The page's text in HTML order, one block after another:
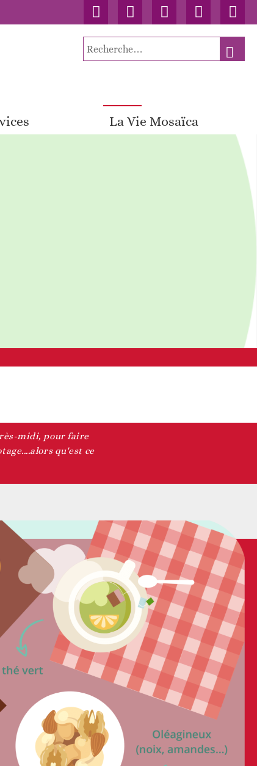
Accueil Contact ConnexionNos
publications
Recherche
pour
La Vie Mosaïca
midi, pour faire
qu'est ce